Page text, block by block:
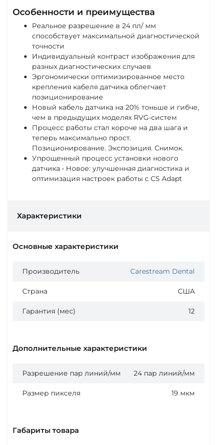
Особенности и преимущества
Реальное разрешение в 24 пл/ мм
способствует максимальной диагностической
точности
Индивидуальный контраст изображения для
разных диагностических случаев
Эргономически оптимизированное место
крепления кабеля датчика облегчает
позиционирование
Новый кабель датчика на 20% тоньше и гибче,
чем в предыдущих моделях RVG-систем
Процесс работы стал короче на два шага и
теперь максимально прост.
Позиционирование. Экспозиция. Снимок.
Упрощенный процесс установки нового
датчика • Новое: улучшенная диагностика и
оптимизация настроек работы с CS Adapt
Характеристики
Основные характеристики
Производитель Carestream Dental
Страна США
Гарантия (мес) 12
Дополнительные характеристики
Разрешение пар линий/мм 24 пар линий/мм
Размер пикселя 19 мкм
Габариты товара